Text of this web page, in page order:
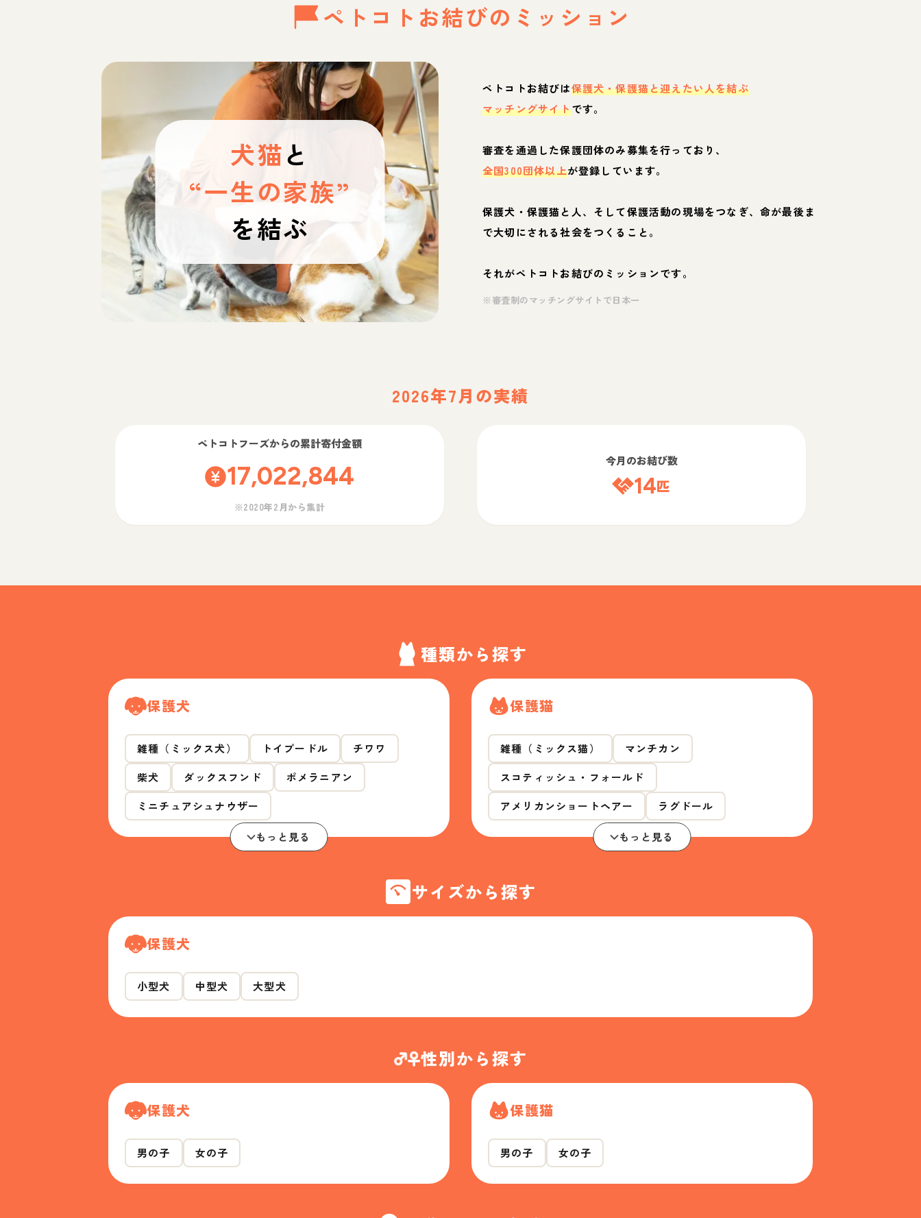
ペトコトお結びの ミッション
犬猫と
“一生の家族”
を結ぶ
ペトコトお結びは保護犬・保護猫と迎えたい人を結ぶ
マッチングサイトです。
審査を通過した保護団体のみ募集を行っており、
全国300団体以上が登録しています。
保護犬・保護猫と人、そして保護活動の現場をつなぎ、命が最後ま
で大切にされる社会をつくること。
それがペトコトお結びのミッションです。
※審査制のマッチングサイトで日本一
2026年7月の実績
ペトコトフーズからの累計寄付金額
17,022,844
※2020年2月から集計
今月のお結び数
14匹
種類から探す
保護犬
雑種（ミックス犬） トイプードル
チワワ
柴犬
ダックスフンド
ポメラニアン
ミニチュアシュナウザー
もっと見る
保護猫
雑種（ミックス猫）
マンチカン
スコティッシュ・フォールド
アメリカンショートヘアー
ラグドール
もっと見る
サイズから探す
保護犬
小型犬 中型犬 大型犬
性別から探す
保護犬
男の子 女の子
保護猫
男の子 女の子